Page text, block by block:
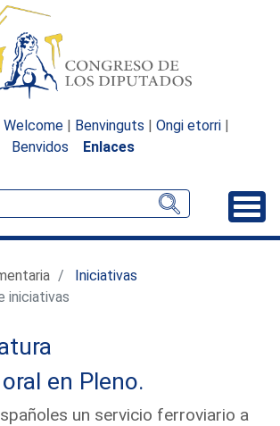
Welcome | Benvinguts | Ongi etorri |
Benvidos
Enlaces
Iniciativas
iniciativas
en Pleno.
un servicio ferroviario a